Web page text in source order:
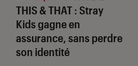
THIS & THAT: Stray
Kids gagne en
assurance, sans perdre
son identité